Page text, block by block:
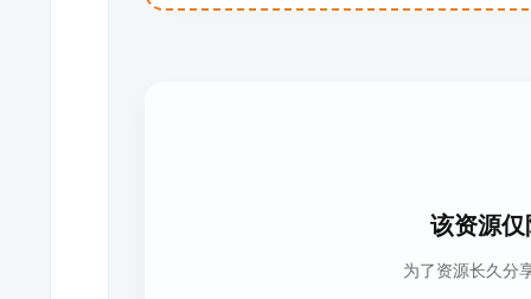
该资源
为了资源长久分